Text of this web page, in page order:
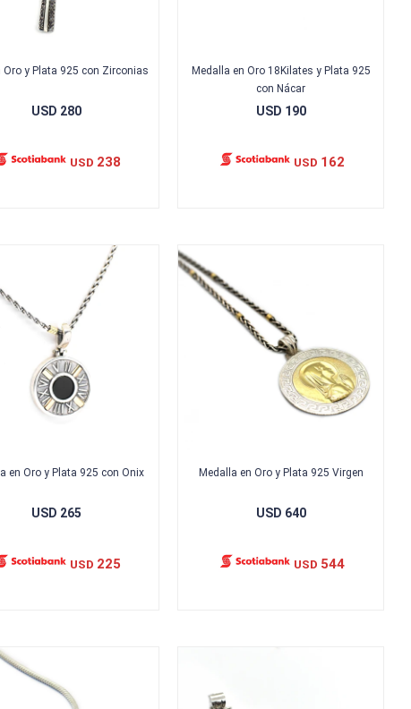
Oro y Plata 925 con Zirconias
USD 280
USD 238
Medalla en Oro 18Kilates y Plata 925
con Nácar
USD 190
USD 162
en Oro y Plata 925 con Onix
USD 265
USD 225
Medalla en Oro y Plata 925 Virgen
USD 640
USD 544